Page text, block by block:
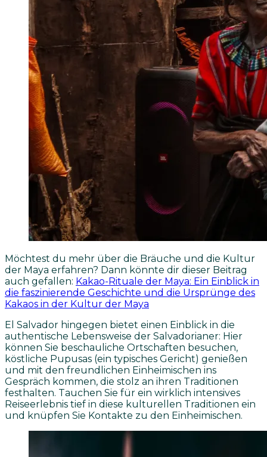
Möchtest du mehr über die Bräuche und die Kultur
der Maya erfahren? Dann könnte dir dieser Beitrag
auch gefallen: Kakao-Rituale der Maya: Ein Einblick in
die faszinierende Geschichte und die Ursprünge des
Kakaos in der Kultur der Maya
El Salvador hingegen bietet einen Einblick in die
authentische Lebensweise der Salvadorianer: Hier
können Sie beschauliche Ortschaften besuchen,
köstliche Pupusas (ein typisches Gericht) genießen
und mit den freundlichen Einheimischen ins
Gespräch kommen, die stolz an ihren Traditionen
festhalten. Tauchen Sie für ein wirklich intensives
Reiseerlebnis tief in diese kulturellen Traditionen ein
und knüpfen Sie Kontakte zu den Einheimischen.